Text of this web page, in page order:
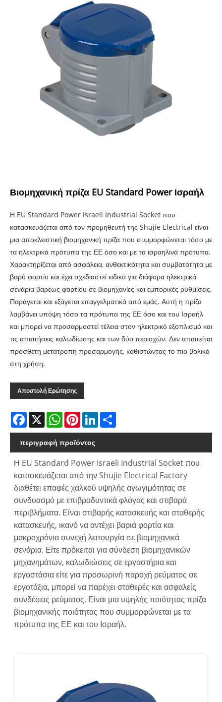
Βιομηχανική πρίζα EU Standard Power Ισραήλ
Η EU Standard Power Israeli Industrial Socket που
κατασκευάζεται από τον προμηθευτή της Shujie Electrical είναι
μια αποκλειστική βιομηχανική πρίζα που συμμορφώνεται τόσο με
τα ηλεκτρικά πρότυπα της ΕΕ όσο και με τα ισραηλινά πρότυπα.
Χαρακτηρίζεται από ασφάλεια, ανθεκτικότητα και συμβατότητα με
βαρύ φορτίο και έχει σχεδιαστεί ειδικά για διάφορα ηλεκτρικά
σενάρια βαρέως φορτίου σε βιομηχανίες και εμπορικές ρυθμίσεις.
Παράγεται και εξάγεται επαγγελματικά από εμάς. Αυτή η πρίζα
λαμβάνει υπόψη τόσο τα πρότυπα της ΕΕ όσο και του Ισραήλ
και μπορεί να προσαρμοστεί τέλεια στον ηλεκτρικό εξοπλισμό και
τις απαιτήσεις καλωδίωσης και των δύο περιοχών. Δεν απαιτείται
πρόσθετη μετατροπή προσαρμογής, καθιστώντας το πιο βολικό
στη χρήση.
Αποστολή Ερώτησης
Facebook
X WhatsAppPinterestLinkedIn
περιγραφή προϊόντος
Η EU Standard Power Israeli Industrial Socket που
κατασκευάζεται από την Shujie Electrical Factory
διαθέτει επαφές χαλκού υψηλής αγωγιμότητας σε
συνδυασμό με επιβραδυντικά φλόγας και στιβαρά
περιβλήματα. Είναι στιβαρής κατασκευής και σταθερής
κατασκευής, ικανό να αντέχει βαριά φορτία και
μακροχρόνια συνεχή λειτουργία σε βιομηχανικά
σενάρια. Είτε πρόκειται για σύνδεση βιομηχανικών
μηχανημάτων, καλωδιώσεις σε εργαστήρια και
εργοστάσια είτε για προσωρινή παροχή ρεύματος σε
εργοτάξια, μπορεί να παρέχει σταθερές και ασφαλείς
συνδέσεις ρεύματος. Είναι μια υψηλής ποιότητας πρίζα
βιομηχανικής ποιότητας που συμμορφώνεται με τα
πρότυπα της ΕΕ και του Ισραήλ.